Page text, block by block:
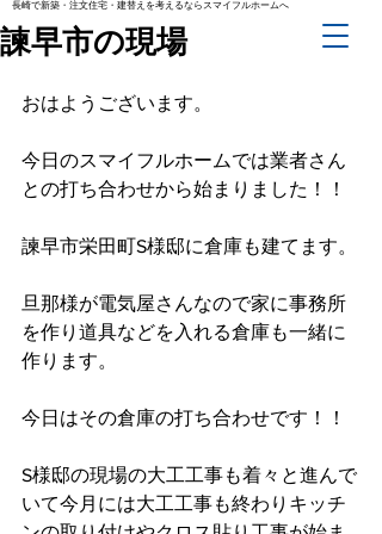
長崎で新築・注文住宅・建替えを考えるならスマイフルホームへ
諫早市の現場
おはようございます。
今日のスマイフルホームでは業者さん
との打ち合わせから始まりました！！
諫早市栄田町S様邸に倉庫も建てます。
旦那様が電気屋さんなので家に事務所
を作り道具などを入れる倉庫も一緒に
作ります。
今日はその倉庫の打ち合わせです！！
S様邸の現場の大工工事も着々と進んで
いて今月には大工工事も終わりキッチ